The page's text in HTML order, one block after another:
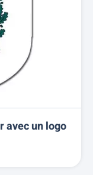
avec un logo